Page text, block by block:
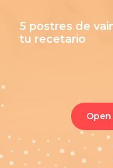
5 postres de
tu recetario